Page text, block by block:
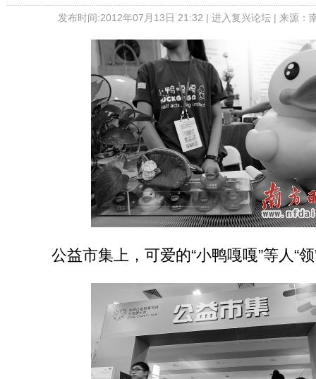
发布时间:2012年07月13日 21:32 | 进入复兴论坛| 来源：
公益市集上，可爱的“小鸭嘎嘎”等人“